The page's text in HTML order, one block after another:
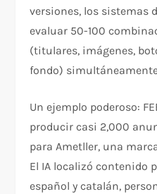
versiones, los sistemas
evaluar 50-100
(titulares, imágenes,
fondo)
Un ejemplo poderoso:
producir casi 2,000
para Ametller, una
El IA localizó contenido
español y catalán,